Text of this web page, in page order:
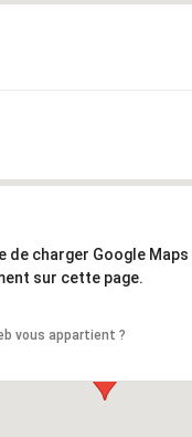
de charger Google Maps
sur cette page.
vous appartient ?